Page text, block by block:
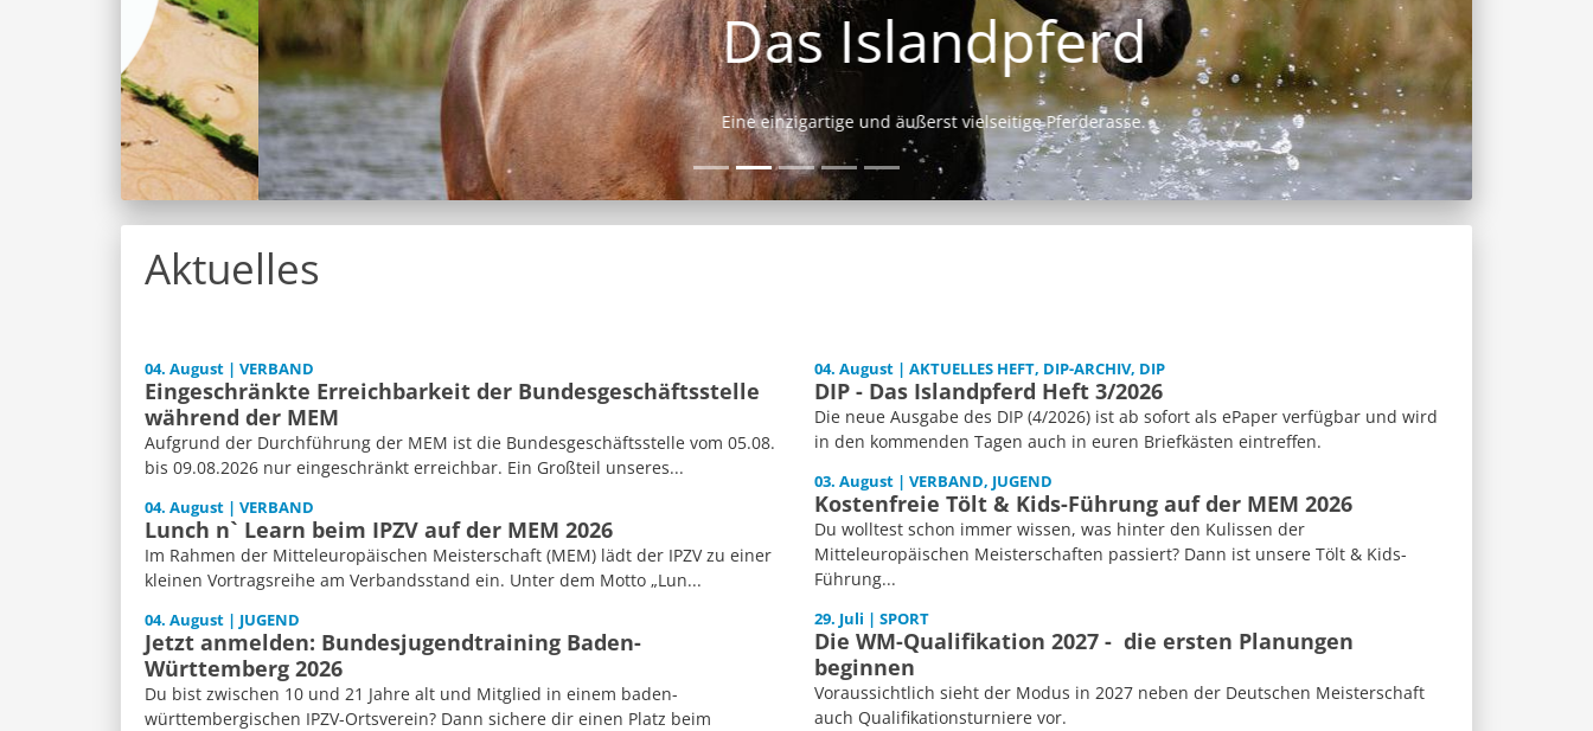
Das Islandpferd
Eine einzigartige und äußerst vielseitige Pferderasse.
Aktuelles
04. August | VERBAND
Eingeschränkte Erreichbarkeit der Bundesgeschäftsstelle
während der MEM
Aufgrund der Durchführung der MEM ist die Bundesgeschäftsstelle vom 05.08.
bis 09.08.2026 nur eingeschränkt erreichbar. Ein Großteil unseres...
04. August | VERBAND
Lunch n` Learn beim IPZV auf der MEM 2026
Im Rahmen der Mitteleuropäischen Meisterschaft (MEM) lädt der IPZV zu einer
kleinen Vortragsreihe am Verbandsstand ein. Unter dem Motto „Lun...
04. August | JUGEND
Jetzt anmelden: Bundesjugendtraining Baden-
Württemberg 2026
Du bist zwischen 10 und 21 Jahre alt und Mitglied in einem baden-
württembergischen IPZV-Ortsverein? Dann sichere dir einen Platz beim
04. August | AKTUELLES HEFT, DIP-ARCHIV, DIP
DIP - Das Islandpferd Heft 3/2026
Die neue Ausgabe des DIP (4/2026) ist ab sofort als ePaper verfügbar und wird
in den kommenden Tagen auch in euren Briefkästen eintreffen.
03. August | VERBAND, JUGEND
Kostenfreie Tölt & Kids-Führung auf der MEM 2026
Du wolltest schon immer wissen, was hinter den Kulissen der
Mitteleuropäischen Meisterschaften passiert? Dann ist unsere Tölt & Kids-
Führung...
29. Juli | SPORT
Die WM-Qualifikation 2027 - die ersten Planungen
beginnen
Voraussichtlich sieht der Modus in 2027 neben der Deutschen Meisterschaft
auch Qualifikationsturniere vor.